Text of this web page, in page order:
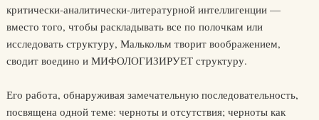
критически-аналитически-литературной интеллигенции —
вместо того, чтобы раскладывать все по полочкам или
исследовать структуру, Малькольм творит воображением,
сводит воедино и МИФОЛОГИЗИРУЕТ структуру.
Его работа, обнаруживая замечательную последовательность,
посвящена одной теме: черноты и отсутствия; черноты как